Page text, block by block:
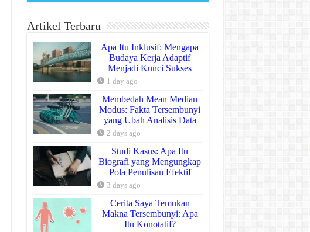
Artikel Terbaru
Apa Itu Inklusif: Mengapa
Budaya Kerja Adaptif
Menjadi Kunci Sukses
1 day ago
Membedah Mean Median
Modus: Fakta Tersembunyi
yang Ubah Analisis Data
2 days ago
Studi Kasus: Apa Itu
Biografi yang Mengungkap
Pola Penulisan Efektif
3 days ago
Cerita Saya Temukan
Makna Tersembunyi: Apa
Itu Konotatif?